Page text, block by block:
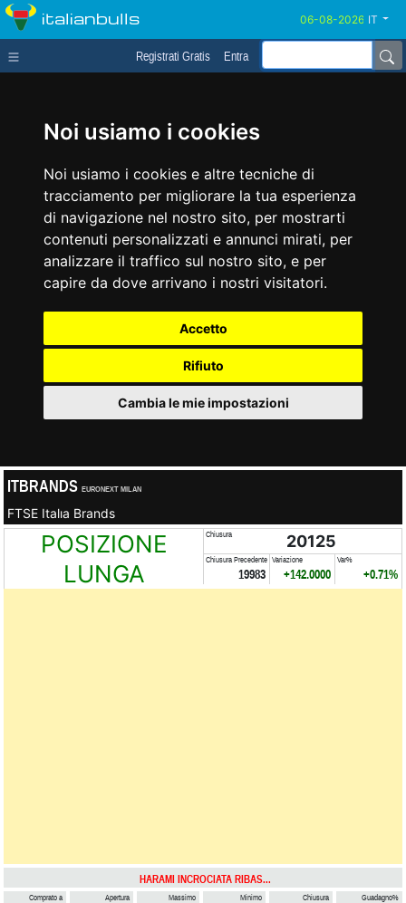
Noi usiamo i cookies
Noi usiamo i cookies e altre tecniche di
tracciamento per migliorare la tua esperienza
di navigazione nel nostro sito, per mostrarti
contenuti personalizzati e annunci mirati, per
analizzare il traffico sul nostro sito, e per
capire da dove arrivano i nostri visitatori.
Accetto
Rifiuto
Cambia le mie impostazioni
italianbulls IT
Registrati Gratis Entra
ITBRANDS EURONEXT MILAN
FTSE Italıa Brands
POSIZIONE
LUNGA
Chiusura 20125
Chiusura Precedente
19983
Variazione
+142.0000
Var%
+0.71%
HARAMI INCROCIATA RIBAS...
Comprato a Apertura Massimo Minimo Chiusura Guadagno%